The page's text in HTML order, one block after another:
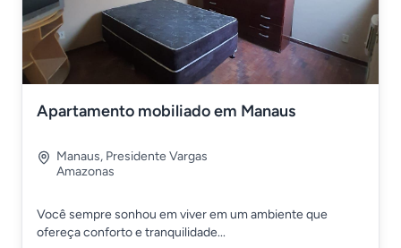
Apartamento mobiliado em Manaus
Manaus, Presidente Vargas
Amazonas
Você sempre sonhou em viver em um ambiente que
ofereça conforto e tranquilidade...